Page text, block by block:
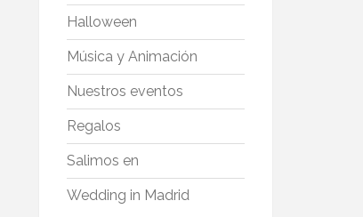
Halloween
Música y Animación
Nuestros eventos
Regalos
Salimos en
Wedding in Madrid